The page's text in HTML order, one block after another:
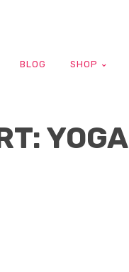
BLOG SHOP